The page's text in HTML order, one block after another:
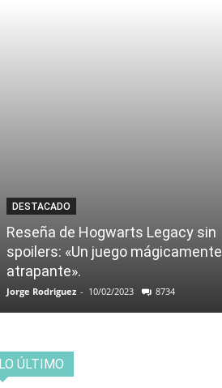
DESTACADO
Reseña de Hogwarts Legacy sin
spoilers: «Un juego mágicamente
atrapante».
Jorge Rodriguez - 10/02/2023 8734
LO ÚLTIMO